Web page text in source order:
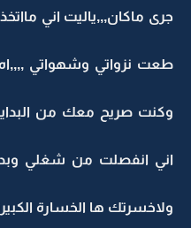
جرى ماكان,,,ياليت اني
طعت نزواتي وشهواتي ,,,,اه
وكنت صريح معك من
اني انفصلت من شغلي
ولاخسرتك ها الخسارة